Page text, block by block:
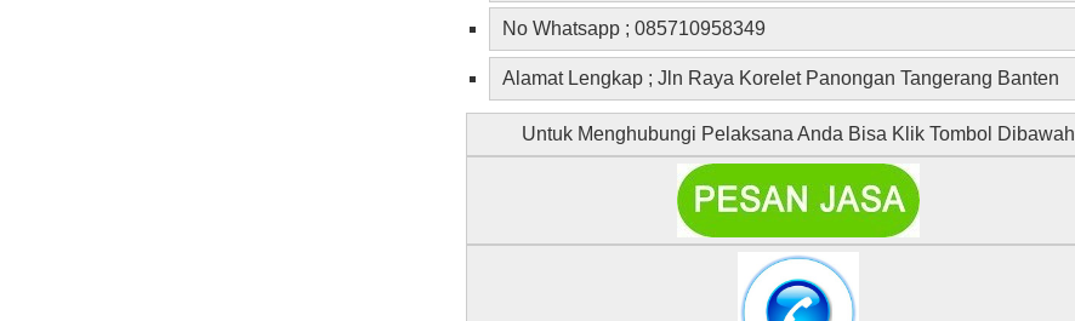
No Whatsapp ; 085710958349
Alamat Lengkap ; Jln Raya Korelet Panongan Tangerang Banten
Untuk Menghubungi Pelaksana Anda Bisa Klik Tombol Dibawah